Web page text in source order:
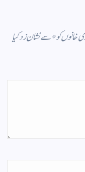
خانوں کو*سے نشان زد کیا